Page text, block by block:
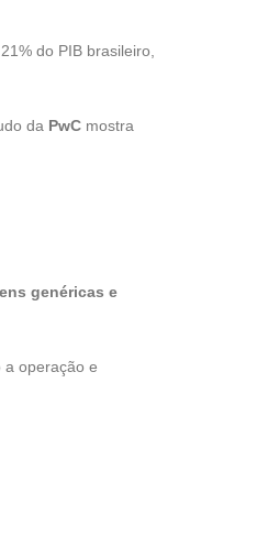
do PIB brasileiro,
da PwC mostra
genéricas e
a operação e